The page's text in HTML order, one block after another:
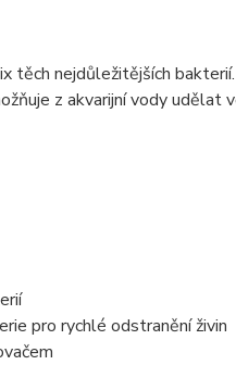
těch nejdůležitějších
z akvarijní vody udělat
pro rychlé odstranění živin